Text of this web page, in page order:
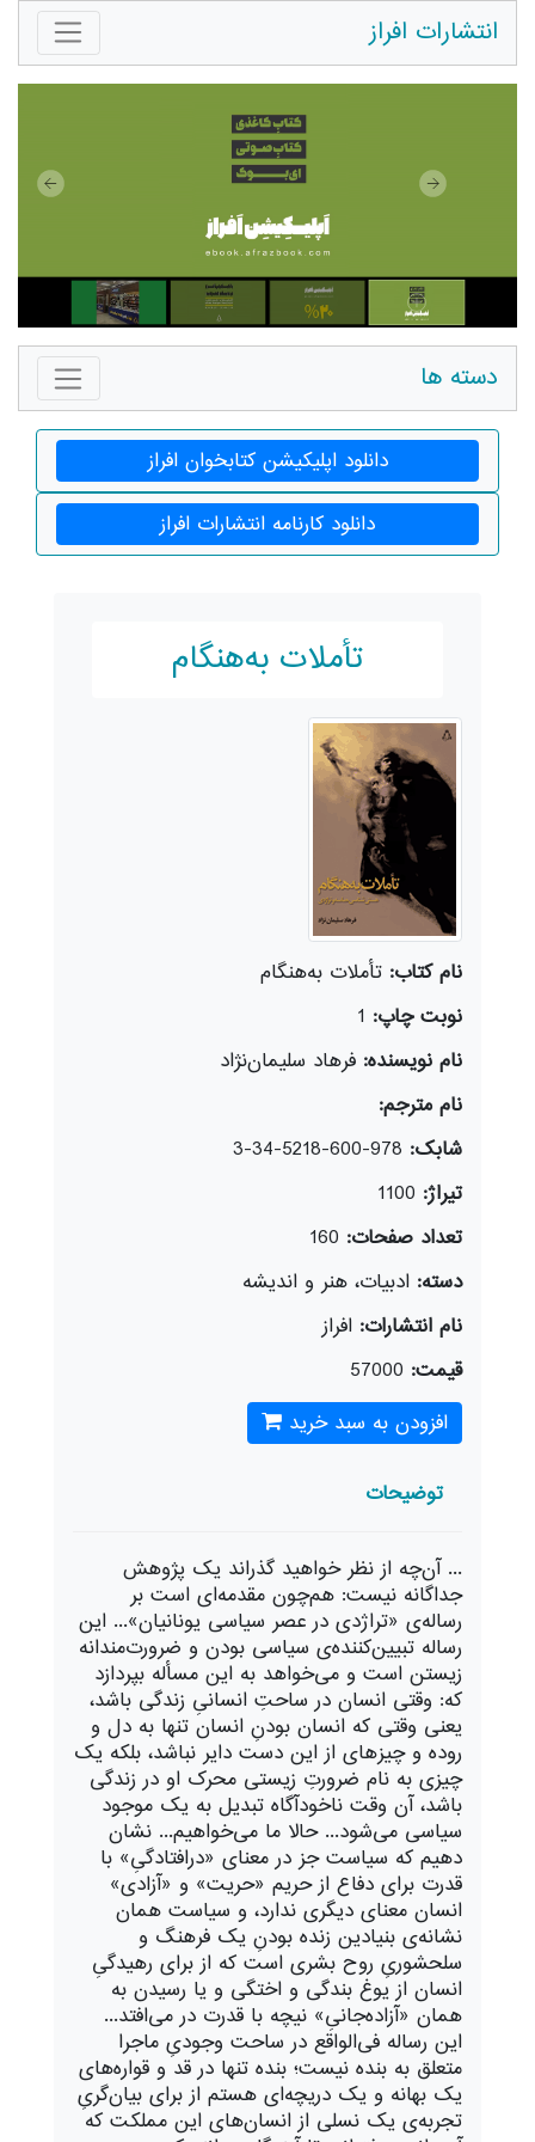
انتشارات افراز
دسته ها
دانلود اپلیکیشن کتابخوان افراز
دانلود کارنامه انتشارات افراز
تأملات به‌هنگام
نام کتاب: تأملات به‌هنگام
نوبت چاپ: 1
نام نویسنده: فرهاد سلیمان‌نژاد
نام مترجم:
شابک: 978-600-5218-34-3
تیراژ: 1100
تعداد صفحات: 160
دسته: ادبيات، هنر و انديشه
نام انتشارات: افراز
قیمت: 57000
افزودن به سبد خرید
توضیحات
... آن‌چه از نظر خواهید گذراند یک پژوهش
جداگانه نیست: هم‌چون مقدمه‌ای است بر
رساله‌ی «تراژدی در عصر سیاسی یونانیان»... این
رساله تبیین‌کننده‌ی سیاسی بودن و ضرورت‌مندانه
زیستن است و می‌خواهد به این مسأله بپردازد
که: وقتی انسان در ساحتِ انسانیِ زندگی باشد،
یعنی وقتی که انسان بودنِ انسان تنها به دل و
روده و چیزهای از این دست دایر نباشد، بلکه یک
چیزی به نام ضرورتِ زیستی محرک او در زندگی
باشد، آن وقت ناخودآگاه تبدیل به یک موجود
سیاسی می‌شود... حالا ما می‌خواهیم... نشان
دهیم که سیاست جز در معنای «درافتادگیِ» با
قدرت برای دفاع از حریم «حریت» و «آزادی»
انسان معنای دیگری ندارد، و سیاست همان
نشانه‌ی بنیادین زنده بودنِ یک فرهنگ و
سلحشوریِ روح بشری است که از برای رهیدگیِ
انسان از یوغ بندگی و اختگی و یا رسیدن به
همان «آزاده‌جانیِ» نیچه با قدرت در می‌افتد...
این رساله فی‌الواقع در ساحت وجودیِ ماجرا
متعلق به بنده نیست؛ بنده تنها در قد و قواره‌های
یک بهانه و یک دریچه‌ای هستم از برای بیان‌گریِ
تجربه‌ی یک نسلی از انسان‌های این مملکت که